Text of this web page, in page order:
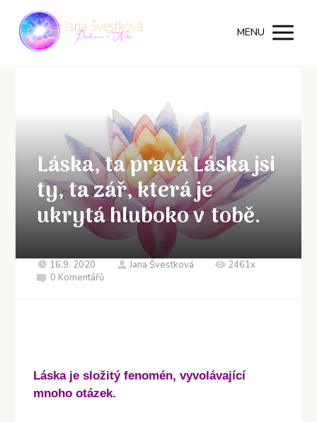
MENU
Láska, ta pravá Láska jsi
ty, ta zář, která je
ukrytá hluboko v tobě.
16.9. 2020 Jana Švestková
2461x
0 Komentářů
Láska je složitý fenomén, vyvolávající
mnoho otázek.